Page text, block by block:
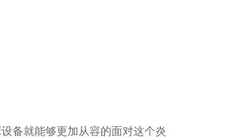
备就能够更加从容的面对这个炎